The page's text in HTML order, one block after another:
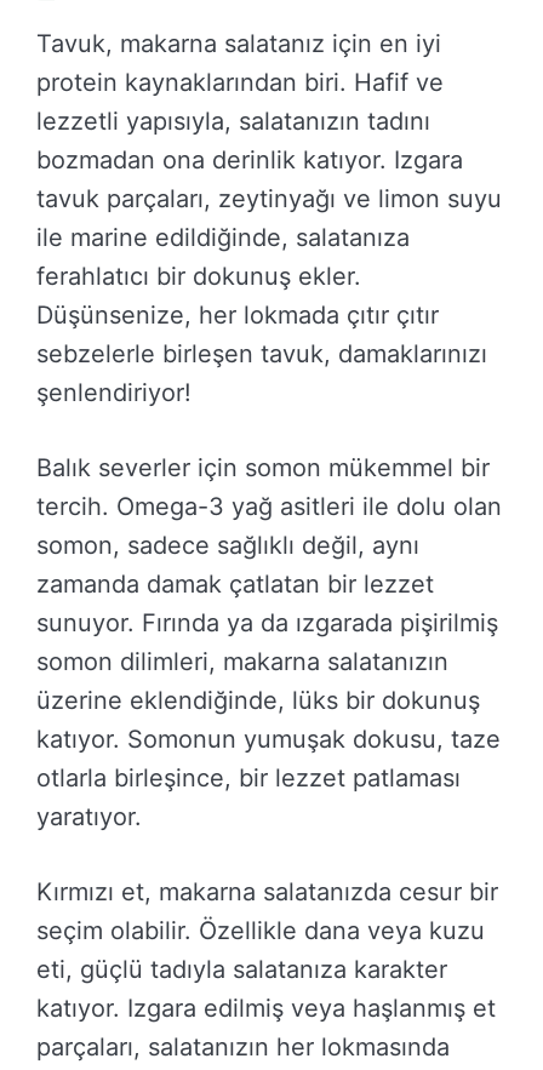
Tavuk, makarna salatanız için en iyi
protein kaynaklarından biri. Hafif ve
lezzetli yapısıyla, salatanızın tadını
bozmadan ona derinlik katıyor. Izgara
tavuk parçaları, zeytinyağı ve limon suyu
ile marine edildiğinde, salatanıza
ferahlatıcı bir dokunuş ekler.
Düşünsenize, her lokmada çıtır çıtır
sebzelerle birleşen tavuk, damaklarınızı
şenlendiriyor!
Balık severler için somon mükemmel bir
tercih. Omega-3 yağ asitleri ile dolu olan
somon, sadece sağlıklı değil, aynı
zamanda damak çatlatan bir lezzet
sunuyor. Fırında ya da ızgarada pişirilmiş
somon dilimleri, makarna salatanızın
üzerine eklendiğinde, lüks bir dokunuş
katıyor. Somonun yumuşak dokusu, taze
otlarla birleşince, bir lezzet patlaması
yaratıyor.
Kırmızı et, makarna salatanızda cesur bir
seçim olabilir. Özellikle dana veya kuzu
eti, güçlü tadıyla salatanıza karakter
katıyor. Izgara edilmiş veya haşlanmış et
parçaları, salatanızın her lokmasında